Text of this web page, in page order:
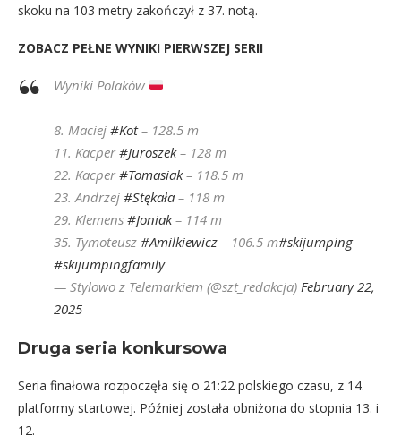
skoku na 103 metry zakończył z 37. notą.
ZOBACZ PEŁNE WYNIKI PIERWSZEJ SERII
Wyniki Polaków
8. Maciej #Kot– 128.5 m
11. Kacper#Juroszek– 128 m
22. Kacper#Tomasiak– 118.5 m
23. Andrzej #Stękała – 118 m
29. Klemens #Joniak– 114 m
35. Tymoteusz #Amilkiewicz – 106.5 m#skijumping
#skijumpingfamily
— Stylowo z Telemarkiem (@szt_redakcja) February 22,
2025
Druga seria konkursowa
Seria finałowa rozpoczęła się o 21:22 polskiego czasu, z 14.
platformy startowej. Później została obniżona do stopnia 13. i
12.